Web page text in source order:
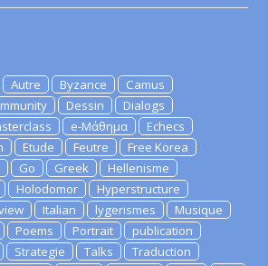
Autre Byzance
Camus
Dessin
Dialogs
e-Μάθημα
Echecs
Etude Feutre
Free Korea
Go Greek
Hellenisme
Holodomor
Hyperstructure
Italian lygerismes
Musique
Poems Portrait
publication
Strategie Talks
Traduction